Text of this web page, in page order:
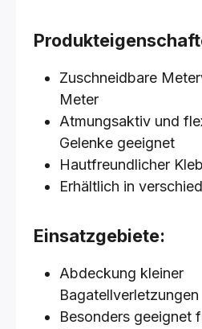
Zuschneidbare
Meter
Atmungsaktiv und
Gelenke geeignet
Hautfreundlicher
Erhältlich in
Einsatzgebiete:
Abdeckung kleiner
Bagatellverletzungen
Besonders geeignet